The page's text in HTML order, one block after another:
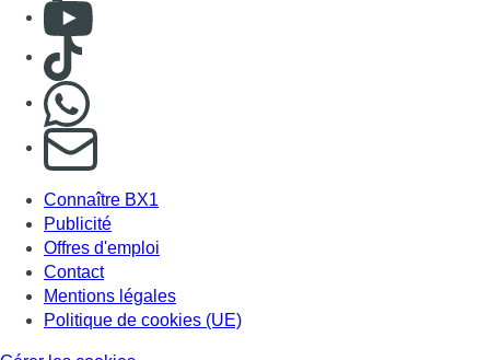
Consulter Youtube
Consulter TikTok
S'abonner à notre newsletter
Connaître BX1
Publicité
Offres d'emploi
Contact
Mentions légales
Politique de cookies (UE)